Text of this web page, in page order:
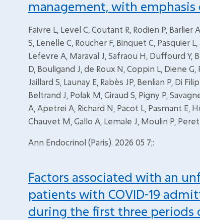
management, with
Faivre L, Level C, Coutant R, Rodien P,
S, Lenelle C, Roucher F, Binquet C, Pasquier
Lefevre A, Maraval J, Safraou H, Duffourd
D, Bouligand J, de Roux N, Coppin L, Diene
Jaillard S, Launay E, Rabès JP, Benlian P, Di
Beltrand J, Polak M, Giraud S, Pigny P,
A, Apetrei A, Richard N, Pacot L, Pasmant E,
Chauvet M, Gallo A, Lemale J, Moulin P,
Ann Endocrinol (Paris). 2026 05 7;:
Factors associated with an
patients with COVID-19
during the first three periods